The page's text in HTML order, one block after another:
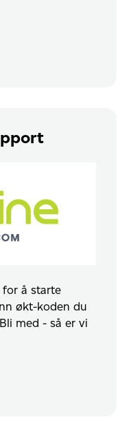
å starte
økt-koden du
med - så er vi